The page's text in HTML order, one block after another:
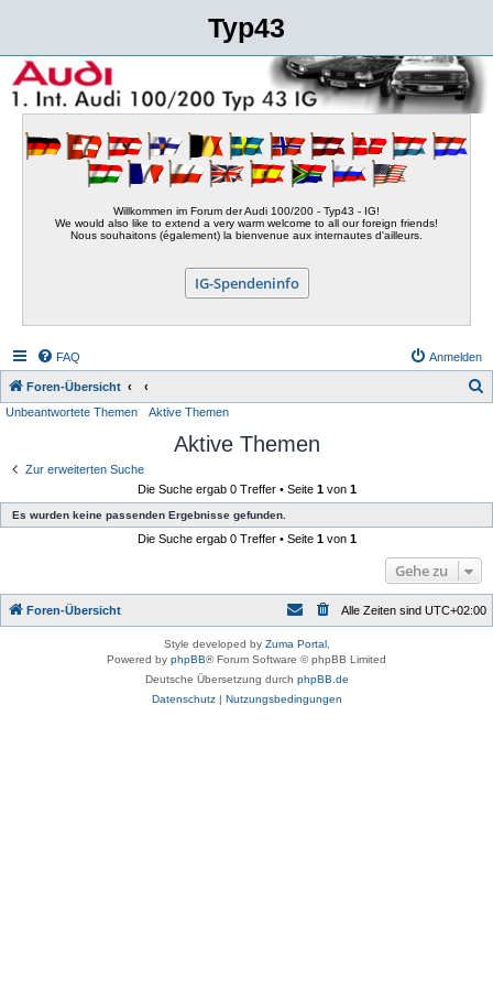
Typ43
Willkommen im Forum der Audi 100/200 - Typ43 - IG!
We would also like to extend a very warm welcome to all our foreign friends!
Nous souhaitons (également) la bienvenue aux internautes d'ailleurs.
IG-Spendeninfo
FAQ Anmelden
Foren-Übersicht
Unbeantwortete Themen Aktive Themen
Aktive Themen
Zur erweiterten Suche
Die Suche ergab 0 Treffer • Seite 1von 1
Es wurden keine passenden Ergebnisse gefunden.
Die Suche ergab 0 Treffer • Seite 1von 1
Gehe zu
Foren-Übersicht Alle Zeiten sind UTC+02:00
Style developed by Zuma Portal ,
Powered by phpBB® Forum Software © phpBB Limited
Deutsche Übersetzung durch phpBB.de
Datenschutz| Nutzungsbedingungen